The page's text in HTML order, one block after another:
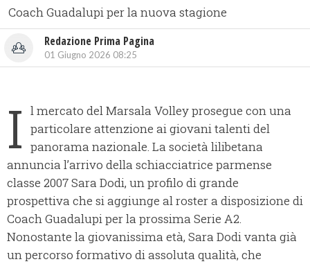
Coach Guadalupi per la nuova stagione
Redazione Prima Pagina
01 Giugno 2026 08:25
I l mercato del Marsala Volley prosegue con una
particolare attenzione ai giovani talenti del
panorama nazionale. La società lilibetana
annuncia l’arrivo della schiacciatrice parmense
classe 2007 Sara Dodi, un profilo di grande
prospettiva che si aggiunge al roster a disposizione di
Coach Guadalupi per la prossima Serie A2.
Nonostante la giovanissima età, Sara Dodi vanta già
un percorso formativo di assoluta qualità, che